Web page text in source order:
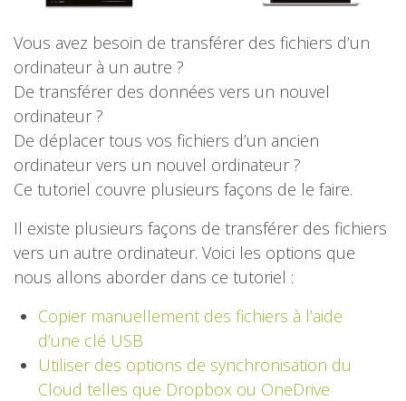
Vous avez besoin de transférer des fichiers d’un
ordinateur à un autre ?
De transférer des données vers un nouvel
ordinateur ?
De déplacer tous vos fichiers d’un ancien
ordinateur vers un nouvel ordinateur ?
Ce tutoriel couvre plusieurs façons de le faire.
Il existe plusieurs façons de transférer des fichiers
vers un autre ordinateur. Voici les options que
nous allons aborder dans ce tutoriel :
Copier manuellement des fichiers à l’aide
d’une clé USB
Utiliser des options de synchronisation du
Cloud telles que Dropbox ou OneDrive